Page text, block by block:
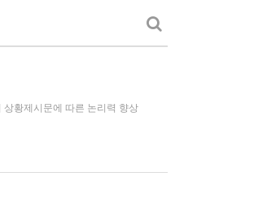
황제시문에 따른 논리력 향상